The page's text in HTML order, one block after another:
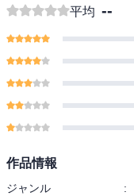
平均 --
作品情報
ジャンル :